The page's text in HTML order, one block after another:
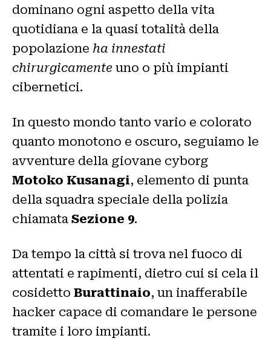
dominano ogni aspetto della vita
quotidiana e la quasi totalità della
popolazione ha innestati
chirurgicamente uno o più impianti
cibernetici.
In questo mondo tanto vario e colorato
quanto monotono e oscuro, seguiamo le
avventure della giovane cyborg
Motoko Kusanagi, elemento di punta
della squadra speciale della polizia
chiamata Sezione 9.
Da tempo la città si trova nel fuoco di
attentati e rapimenti, dietro cui si cela il
cosidetto Burattinaio, un inafferabile
hacker capace di comandare le persone
tramite i loro impianti.